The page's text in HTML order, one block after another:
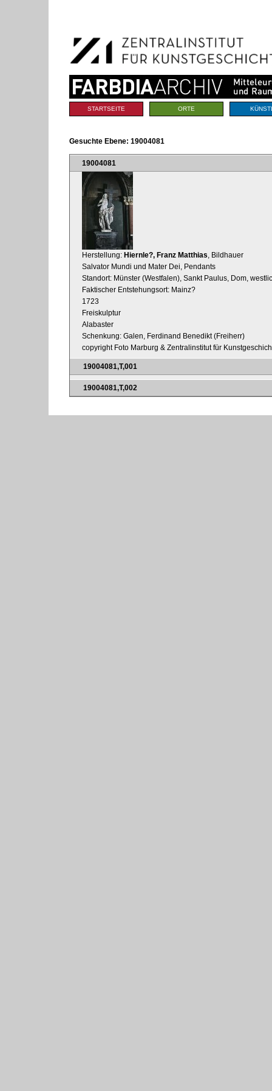
Navigation
Sektionen
STARTSEITE ORTE
Gesuchte Ebene: 19004081
19004081
Herstellung: Hiernle?, Franz Matthias , Bildhauer
Salvator Mundi und Mater Dei, Pendants
Standort: Münster (Westfalen), Sankt Paulus, Dom,
Faktischer Entstehungsort: Mainz?
1723
Freiskulptur
Alabaster
Schenkung: Galen, Ferdinand Benedikt (Freiherr)
copyright Foto Marburg & Zentralinstitut für
19004081,T,001
19004081,T,002